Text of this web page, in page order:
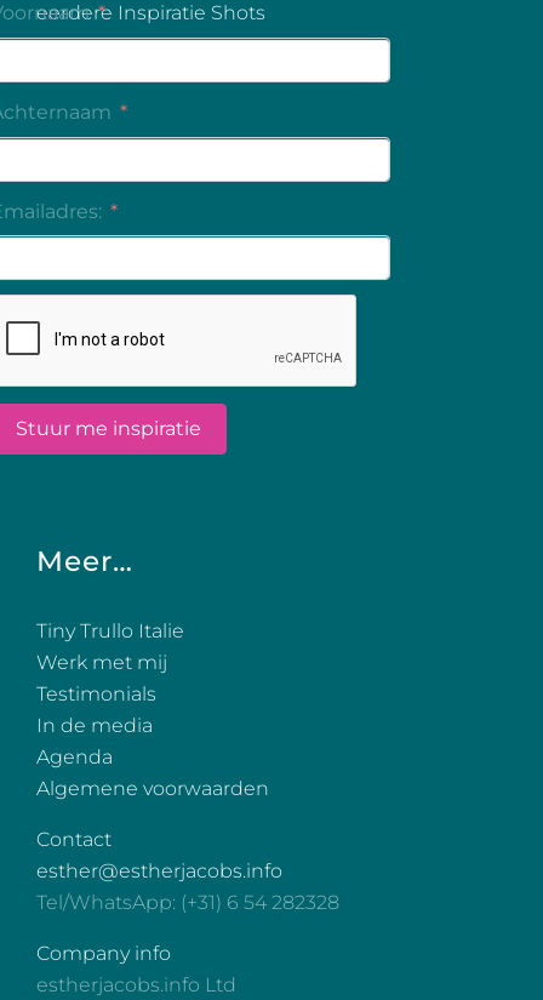
eerdere Inspiratie Shots
Meer…
Tiny Trullo Italie
Werk met mij
Testimonials
In de media
Agenda
Algemene voorwaarden
Contact
esther@estherjacobs.info
Tel/WhatsApp: (+31) 6 54 282328
Company info
estherjacobs.info Ltd